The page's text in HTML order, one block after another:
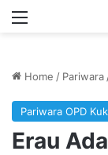
Menu
Home / Pariwara
Pariwara OPD
Erau